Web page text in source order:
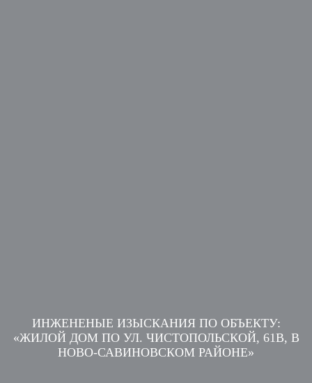
ИНЖЕНЕНЫЕ ИЗЫСКАНИЯ ПО ОБЪЕКТУ:
«ЖИЛОЙ ДОМ ПО УЛ. ЧИСТОПОЛЬСКОЙ, 61В, В
НОВО-САВИНОВСКОМ РАЙОНЕ»